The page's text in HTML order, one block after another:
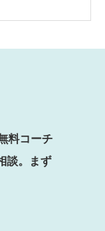
料コーチ
談。まず